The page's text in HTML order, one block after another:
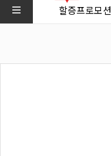
할증프로모션